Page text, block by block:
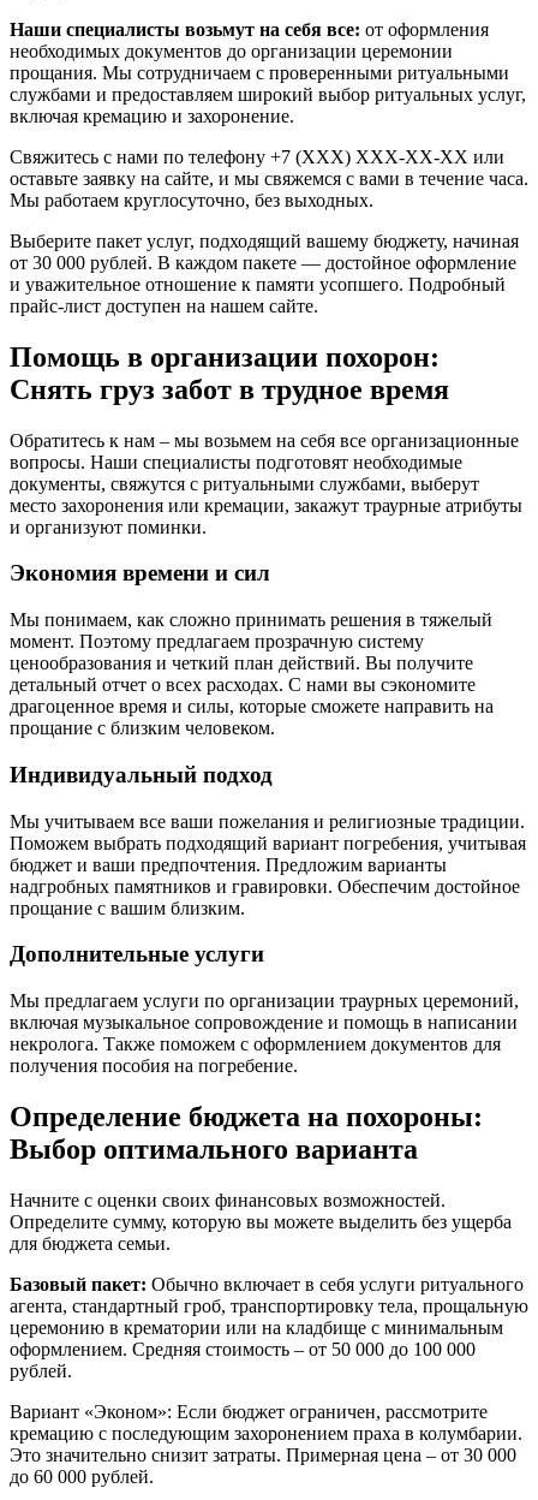
Наши специалисты возьмут на себя все: от оформления
необходимых документов до организации церемонии
прощания. Мы сотрудничаем с проверенными ритуальными
службами и предоставляем широкий выбор ритуальных услуг,
включая кремацию и захоронение.
Свяжитесь с нами по телефону +7 (XXX) XXX-XX-XX или
оставьте заявку на сайте, и мы свяжемся с вами в течение часа.
Мы работаем круглосуточно, без выходных.
Выберите пакет услуг, подходящий вашему бюджету, начиная
от 30 000 рублей. В каждом пакете — достойное оформление
и уважительное отношение к памяти усопшего. Подробный
прайс-лист доступен на нашем сайте.
Помощь в организации похорон:
Снять груз забот в трудное время
Обратитесь к нам – мы возьмем на себя все организационные
вопросы. Наши специалисты подготовят необходимые
документы, свяжутся с ритуальными службами, выберут
место захоронения или кремации, закажут траурные атрибуты
и организуют поминки.
Экономия времени и сил
Мы понимаем, как сложно принимать решения в тяжелый
момент. Поэтому предлагаем прозрачную систему
ценообразования и четкий план действий. Вы получите
детальный отчет о всех расходах. С нами вы сэкономите
драгоценное время и силы, которые сможете направить на
прощание с близким человеком.
Индивидуальный подход
Мы учитываем все ваши пожелания и религиозные традиции.
Поможем выбрать подходящий вариант погребения, учитывая
бюджет и ваши предпочтения. Предложим варианты
надгробных памятников и гравировки. Обеспечим достойное
прощание с вашим близким.
Дополнительные услуги
Мы предлагаем услуги по организации траурных церемоний,
включая музыкальное сопровождение и помощь в написании
некролога. Также поможем с оформлением документов для
получения пособия на погребение.
Определение бюджета на похороны:
Выбор оптимального варианта
Начните с оценки своих финансовых возможностей.
Определите сумму, которую вы можете выделить без ущерба
для бюджета семьи.
Базовый пакет: Обычно включает в себя услуги ритуального
агента, стандартный гроб, транспортировку тела, прощальную
церемонию в крематории или на кладбище с минимальным
оформлением. Средняя стоимость – от 50 000 до 100 000
рублей.
Вариант «Эконом»: Если бюджет ограничен, рассмотрите
кремацию с последующим захоронением праха в колумбарии.
Это значительно снизит затраты. Примерная цена – от 30 000
до 60 000 рублей.